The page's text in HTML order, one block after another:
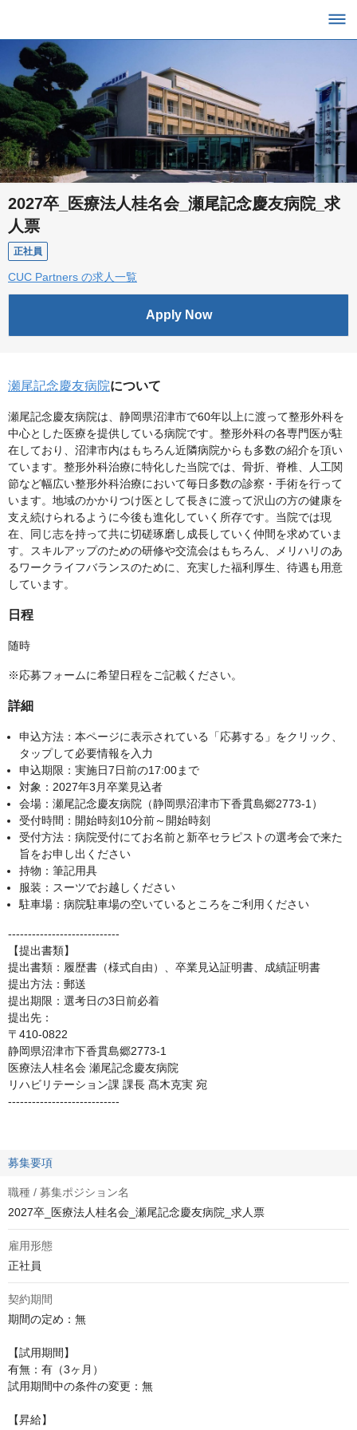
2027卒_医療法人桂名会_瀬尾記念慶友病院_求
人票
正社員
CUC Partners の求人一覧
Apply Now
瀬尾記念慶友病院について
瀬尾記念慶友病院は、静岡県沼津市で60年以上に渡って整形外科を
中心とした医療を提供している病院です。整形外科の各専門医が駐
在しており、沼津市内はもちろん近隣病院からも多数の紹介を頂い
ています。整形外科治療に特化した当院では、骨折、脊椎、人工関
節など幅広い整形外科治療において毎日多数の診察・手術を行って
います。地域のかかりつけ医として長きに渡って沢山の方の健康を
支え続けられるように今後も進化していく所存です。当院では現
在、同じ志を持って共に切磋琢磨し成長していく仲間を求めていま
す。スキルアップのための研修や交流会はもちろん、メリハリのあ
るワークライフバランスのために、充実した福利厚生、待遇も用意
しています。
日程
随時
※応募フォームに希望日程をご記載ください。
詳細
申込方法：本ページに表示されている「応募する」をクリック、
タップして必要情報を入力
申込期限：実施日7日前の17:00まで
対象：2027年3月卒業見込者
会場：瀬尾記念慶友病院（静岡県沼津市下香貫島郷2773-1）
受付時間：開始時刻10分前～開始時刻
受付方法：病院受付にてお名前と新卒セラピストの選考会で来た
旨をお申し出ください
持物：筆記用具
服装：スーツでお越しください
駐車場：病院駐車場の空いているところをご利用ください
‐‐‐‐‐‐‐‐‐‐‐‐‐‐‐‐‐‐‐‐‐‐‐‐‐‐‐‐
【提出書類】
提出書類：履歴書（様式自由）、卒業見込証明書、成績証明書
提出方法：郵送
提出期限：選考日の3日前必着
提出先：
〒410-0822
静岡県沼津市下香貫島郷2773-1
医療法人桂名会 瀬尾記念慶友病院
リハビリテーション課 課長 髙木克実 宛
‐‐‐‐‐‐‐‐‐‐‐‐‐‐‐‐‐‐‐‐‐‐‐‐‐‐‐‐
募集要項
職種 / 募集ポジション名
2027卒_医療法人桂名会_瀬尾記念慶友病院_求人票
雇用形態
正社員
契約期間
期間の定め：無
【試用期間】
有無：有（3ヶ月）
試用期間中の条件の変更：無
【昇給】